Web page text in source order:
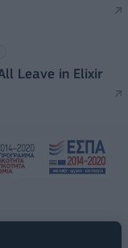
Leave in Elixir